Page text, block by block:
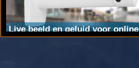
Live beeld en geluid voor online